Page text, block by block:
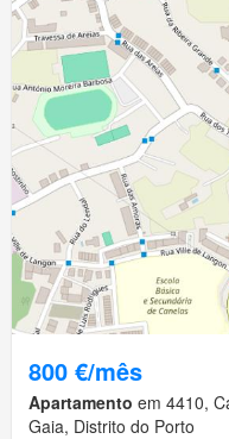
800 €/mês
Apartamento em 4410,
Gaia, Distrito do Porto